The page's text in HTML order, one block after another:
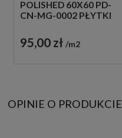
POLISHED 60X60 PD-
CN-MG-0002 PŁYTKI
MARMUR
95,00 zł m2
OPINIE O PRODUKCIE